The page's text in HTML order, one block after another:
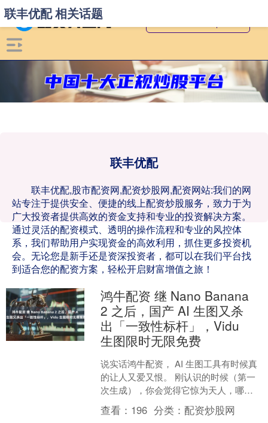
联丰优配
联丰优配,股市配资网,配资炒股网,配资网站:我们的网
站专注于提供安全、便捷的线上配资炒股服务，致力于为
广大投资者提供高效的资金支持和专业的投资解决方案。
通过灵活的配资模式、透明的操作流程和专业的风控体
系，我们帮助用户实现资金的高效利用，抓住更多投资机
会。无论您是新手还是资深投资者，都可以在我们平台找
到适合您的配资方案，轻松开启财富增值之旅！
联丰优配 相关话题
鸿牛配资 继 Nano Banana
2 之后，国产 AI 生图又杀
出「一致性标杆」，Vidu
生图限时无限免费
说实话鸿牛配资， AI 生图工具有时候真
的让人又爱又恨。 刚认识的时候（第一
次生成），你会觉得它惊为天人，哪哪
都好；可一旦你想跟它深入发展（做成
系列图、落地进工....
查看： 196 分类：配资炒股网